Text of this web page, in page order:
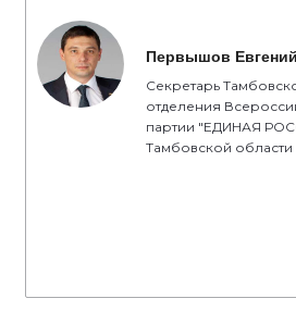
Первышов
Секретарь
отделения
партии "ЕДИНАЯ
Тамбовской области